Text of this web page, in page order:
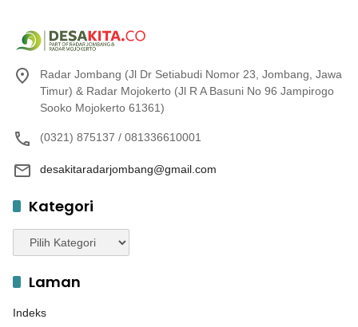
Radar Jombang (Jl Dr Setiabudi Nomor 23, Jombang, Jawa
Timur) & Radar Mojokerto (Jl R A Basuni No 96 Jampirogo
Sooko Mojokerto 61361)
(0321) 875137 / 081336610001
desakitaradarjombang@gmail.com
Kategori
Kategori
Laman
Indeks